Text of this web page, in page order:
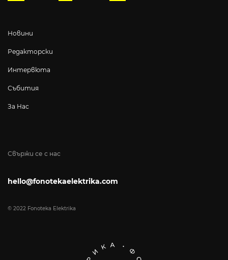
Свържи се с нас
hello@fonotekaelektrika.com
© 2022 Fonoteka Elektrika
Новини
Редакторски
Интервюта
Събития
За Нас